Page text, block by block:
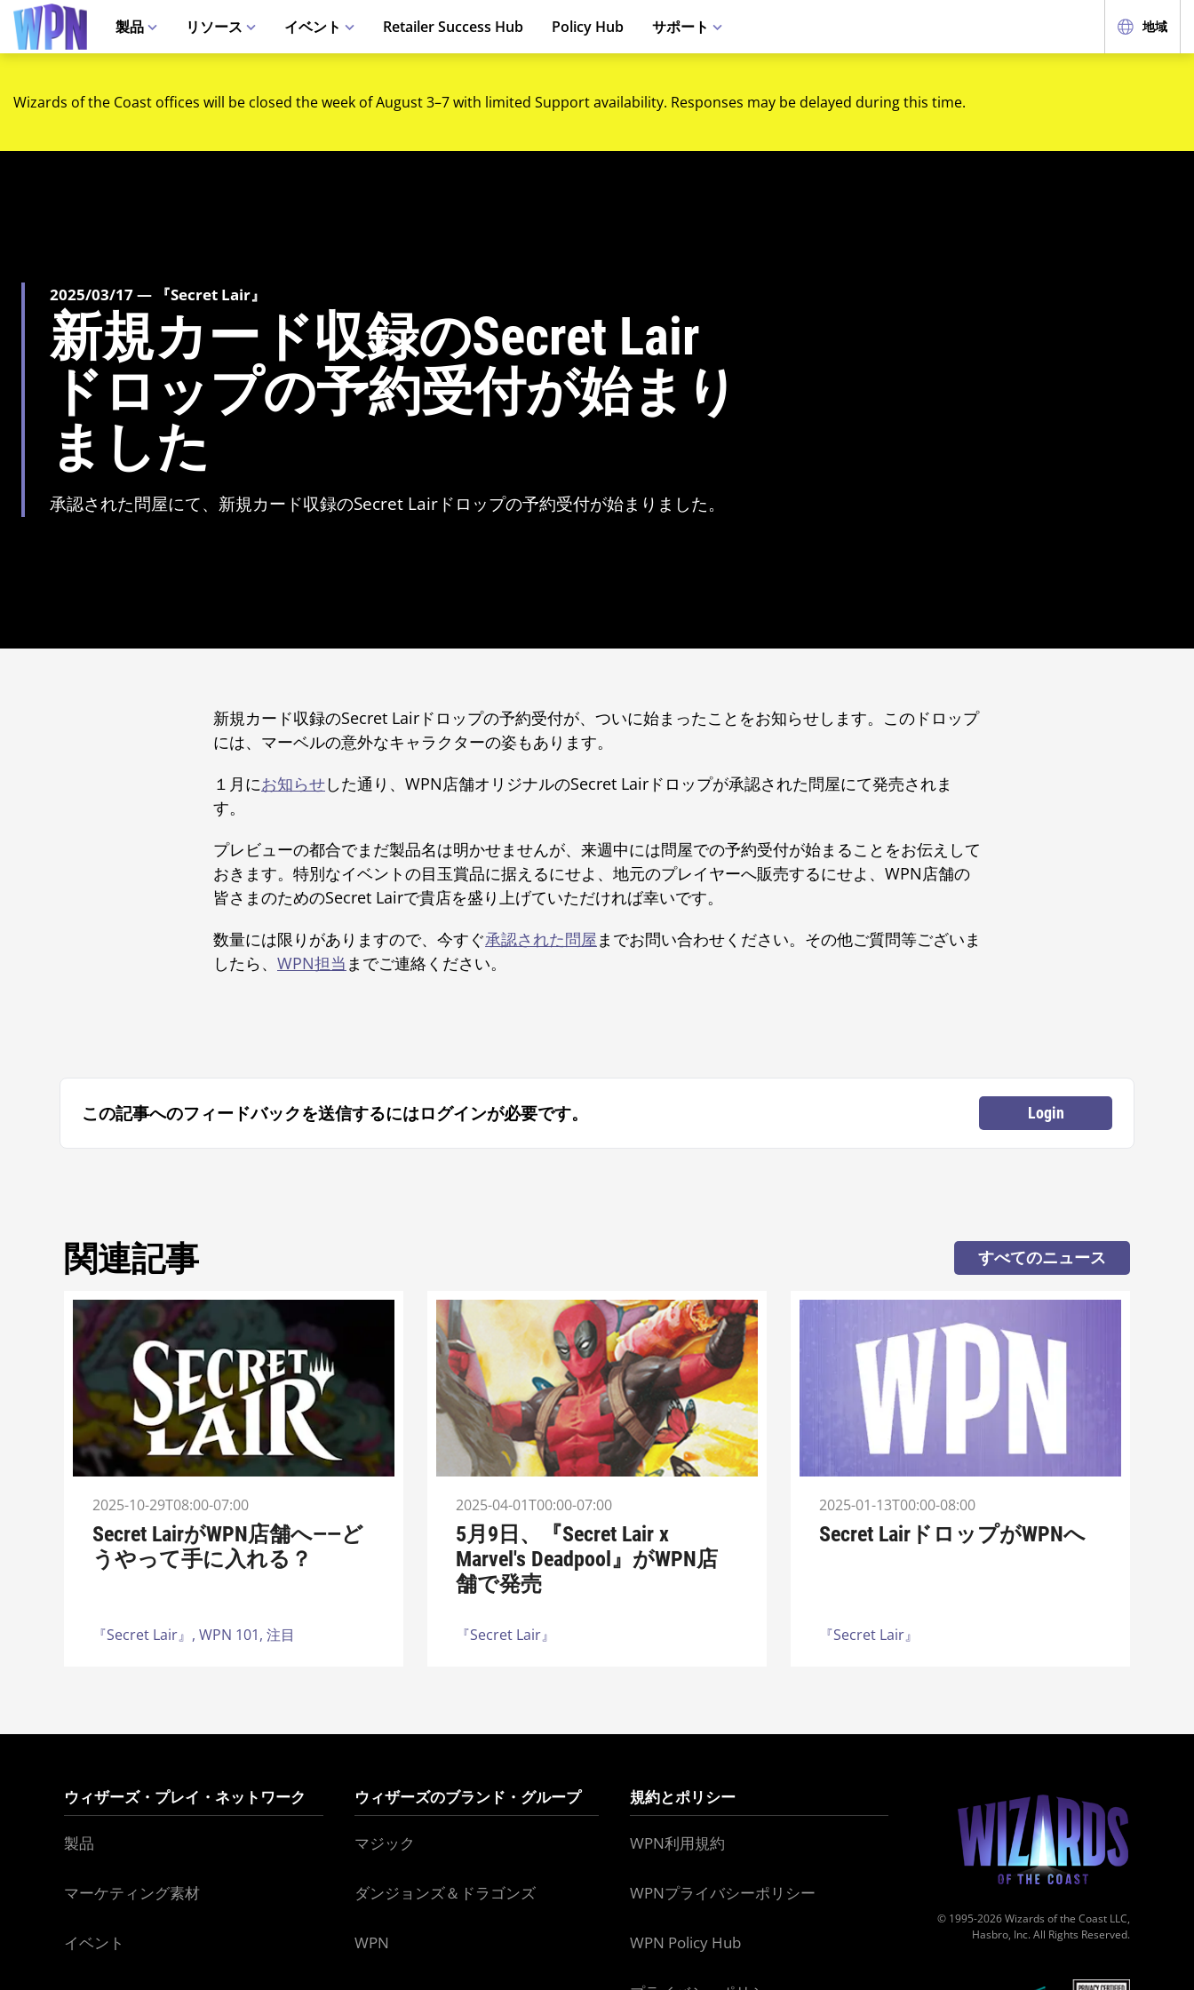
製品 リソース イベント Retailer Success Hub Policy Hub サポート 地域
Wizards of the Coast offices will be closed the week of August 3–7 with limited Support availability. Responses may be delayed during this time.
2025/03/17 — 『Secret Lair』
新規カード収録のSecret Lair
ドロップの予約受付が始まり
ました
承認された問屋にて、新規カード収録のSecret Lairドロップの予約受付が始まりました。
新規カード収録のSecret Lairドロップの予約受付が、ついに始まったことをお知らせします。このドロップ
には、マーベルの意外なキャラクターの姿もあります。
１月にお知らせした通り、WPN店舗オリジナルのSecret Lairドロップが承認された問屋にて発売されま
す。
プレビューの都合でまだ製品名は明かせませんが、来週中には問屋での予約受付が始まることをお伝えして
おきます。特別なイベントの目玉賞品に据えるにせよ、地元のプレイヤーへ販売するにせよ、WPN店舗の
皆さまのためのSecret Lairで貴店を盛り上げていただければ幸いです。
数量には限りがありますので、今すぐ承認された問屋までお問い合わせください。その他ご質問等ございま
したら、 WPN担当 までご連絡ください。
この記事へのフィードバックを送信するにはログインが必要です。 Login
関連記事 すべてのニュース
2025-10-29T08:00-07:00
Secret LairがWPN店舗へ――ど
うやって手に入れる？
『Secret Lair』, WPN 101, 注目
2025-04-01T00:00-07:00
5月9日、『Secret Lair x
Marvel's Deadpool』がWPN店
舗で発売
『Secret Lair』
2025-01-13T00:00-08:00
Secret LairドロップがWPNへ
『Secret Lair』
ウィザーズ・プレイ・ネットワーク
製品
マーケティング素材
イベント
ウィザーズのブランド・グループ
マジック
ダンジョンズ＆ドラゴンズ
WPN
規約とポリシー
WPN利用規約
WPNプライバシーポリシー
WPN Policy Hub
© 1995-2026 Wizards of the Coast LLC,
Hasbro, Inc. All Rights Reserved.